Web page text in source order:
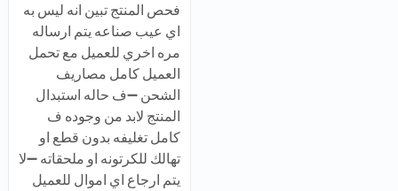
فحص المنتج تبين انه ليس به
اي عيب صناعه يتم ارساله
مره اخري للعميل مع تحمل
العميل كامل مصاريف
الشحن ➖ف حاله استبدال
المنتج لابد من وجوده ف
كامل تغليفه بدون قطع او
تهالك للكرتونه او ملحقاته ➖لا
يتم ارجاع اي اموال للعميل